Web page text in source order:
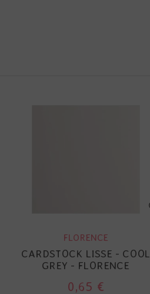
FLORENCE
CARDSTOCK LISSE - COOL
GREY - FLORENCE
0,65 €